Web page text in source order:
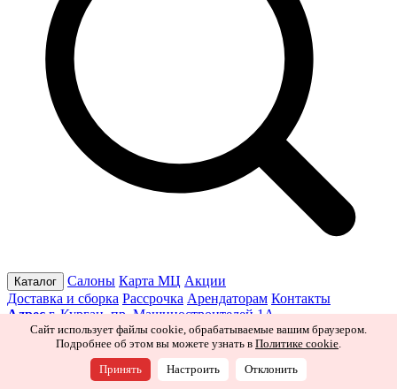
Каталог Салоны Карта МЦ Акции
Доставка и сборка Рассрочка Арендаторам Контакты
Адрес г. Курган, пр. Машиностроителей 1А
Режим работы Пн–Пт 10:00–19:30 Сб 10:00–19:00 Вс 10:00–
Ищите нас в соцсетях
Сайт использует файлы cookie, обрабатываемые вашим браузером.
Подробнее об этом вы можете узнать в Политике cookie.
Принять Настроить Отклонить